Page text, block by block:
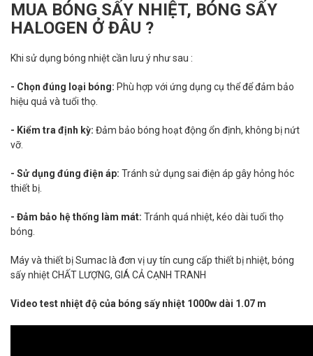
MUA BÓNG SẤY NHIỆT, BÓNG SẤY
HALOGEN Ở ĐÂU ?
Khi sử dụng bóng nhiệt cần lưu ý như sau :
- Chọn đúng loại bóng: Phù hợp với ứng dụng cụ thể để đảm bảo
hiệu quả và tuổi thọ.
- Kiểm tra định kỳ: Đảm bảo bóng hoạt động ổn định, không bị nứt
vỡ.
- Sử dụng đúng điện áp: Tránh sử dụng sai điện áp gây hỏng hóc
thiết bị.
- Đảm bảo hệ thống làm mát: Tránh quá nhiệt, kéo dài tuổi thọ
bóng.
Máy và thiết bị Sumac là đơn vị uy tín cung cấp thiết bị nhiệt, bóng
sấy nhiệt CHẤT LƯỢNG, GIÁ CẢ CẠNH TRANH
Video test nhiệt độ của bóng sấy nhiệt 1000w dài 1.07 m